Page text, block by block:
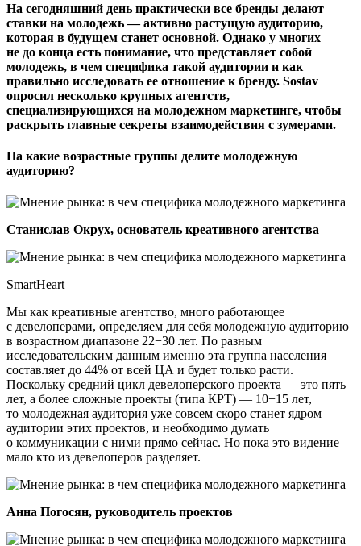
На сегодняшний день практически все бренды делают
ставки на молодежь — активно растущую аудиторию,
которая в будущем станет основной. Однако у многих
не до конца есть понимание, что представляет собой
молодежь, в чем специфика такой аудитории и как
правильно исследовать ее отношение к бренду. Sostav
опросил несколько крупных агентств,
специализирующихся на молодежном маркетинге, чтобы
раскрыть главные секреты взаимодействия с зумерами.
На какие возрастные группы делите молодежную
аудиторию?
Станислав Окрух, основатель креативного агентства
SmartHeart
Мы как креативные агентство, много работающее
с девелоперами, определяем для себя молодежную аудиторию
в возрастном диапазоне 22−30 лет. По разным
исследовательским данным именно эта группа населения
составляет до 44% от всей ЦА и будет только расти.
Поскольку средний цикл девелоперского проекта — это пять
лет, а более сложные проекты (типа КРТ) — 10−15 лет,
то молодежная аудитория уже совсем скоро станет ядром
аудитории этих проектов, и необходимо думать
о коммуникации с ними прямо сейчас. Но пока это видение
мало кто из девелоперов разделяет.
Анна Погосян, руководитель проектов